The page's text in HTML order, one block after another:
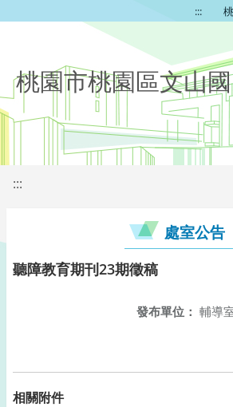
:::
桃園市桃園區文山
:::
處室公告
聽障教育期刊23期徵稿
發布單位： 輔導
相關附件